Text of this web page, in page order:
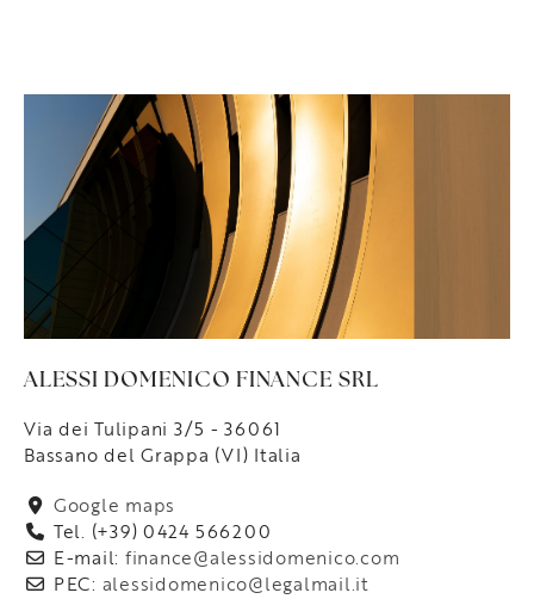
ALESSI DOMENICO FINANCE SRL
Via dei Tulipani 3/5 - 36061
Bassano del Grappa (VI) Italia
Google maps
Tel. (+39) 0424 566200
E-mail: finance@alessidomenico.com
PEC: alessidomenico@legalmail.it